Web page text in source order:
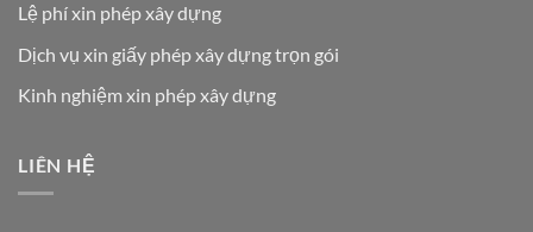
Lệ phí xin phép xây dựng
Dịch vụ xin giấy phép xây dựng trọn gói
Kinh nghiệm xin phép xây dựng
LIÊN HỆ